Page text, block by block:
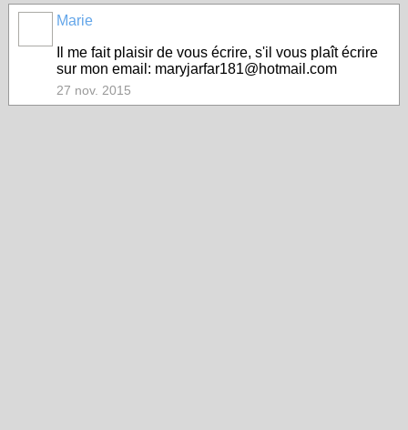
Marie
Il me fait plaisir de vous écrire, s'il vous plaît écrire
sur mon email: maryjarfar181@hotmail.com
27 nov. 2015